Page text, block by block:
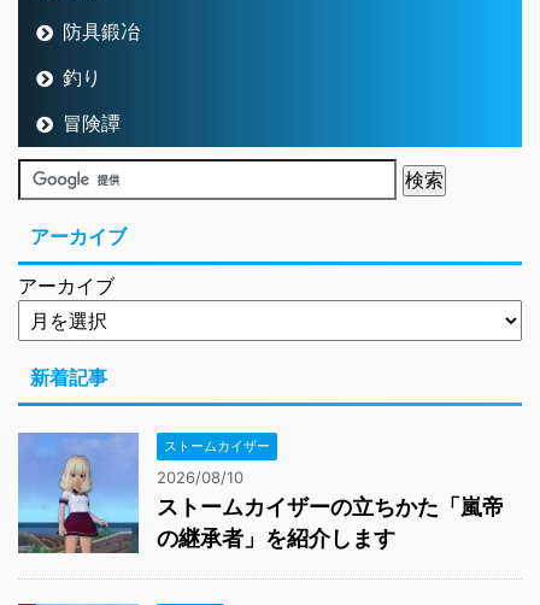
防具鍛冶
釣り
冒険譚
アーカイブ
アーカイブ
新着記事
ストームカイザー
2026/08/10
ストームカイザーの立ちかた「嵐帝
の継承者」を紹介します